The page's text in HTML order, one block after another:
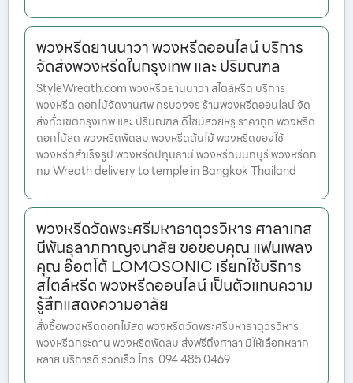
พวงหรีดยานนาวา พวงหรีดออนไลน์ บริการ
จัดส่งพวงหรีดในกรุงเทพ และ ปริมณฑล
StyleWreath.com พวงหรีดยานนาวา สไตล์หรีด บริการ
พวงหรีด ดอกไม้จัดงานศพ ครบวงจร ร้านพวงหรีดออนไลน์ จัด
ส่งทั่วเขตกรุงเทพ และ ปริมณฑล ดีไซน์สวยหรู ราคาถูก พวงหรีด
ดอกไม้สด พวงหรีดพัดลม พวงหรีดต้นไม้ พวงหรีดของใช้
พวงหรีดสำเร็จรูป พวงหรีดปทุมธานี พวงหรีดนนทบุรี พวงหรีดก
ทม Wreath delivery to temple in Bangkok Thailand
พวงหรีดวัดพระศรีมหาธาตุวรวิหาร ศาลาเกส
นีพันธุลาภกาญจนาลัย ขอขอบคุณ แฟนเพลง
คุณ อ๊อตโต้ LOMOSONIC เรียกใช้บริการ
สไตล์หรีด พวงหรีดออนไลน์ เป็นตัวแทนความ
รู้สึกแสดงความอาลัย
สั่งซื้อพวงหรีดดอกไม้สด พวงหรีดวัดพระศรีมหาธาตุวรวิหาร
พวงหรีดกระดาน พวงหรีดพัดลม ส่งฟรีถึงศาลา มีให้เลือกหลาก
หลาย บริการดี รวดเร็ว โทร. 094 485 0469